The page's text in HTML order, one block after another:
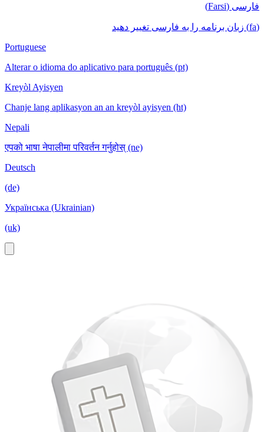
فارسی (Farsi)
(fa) زبان برنامه را به فارسی تغییر دهید
Portuguese
Alterar o idioma do aplicativo para português (pt)
Kreyòl Ayisyen
Chanje lang aplikasyon an an kreyòl ayisyen (ht)
Nepali
एपको भाषा नेपालीमा परिवर्तन गर्नुहोस् (ne)
Deutsch
(de)
Українська (Ukrainian)
(uk)